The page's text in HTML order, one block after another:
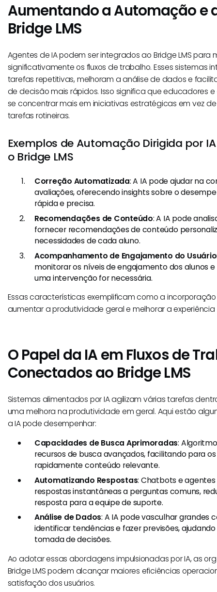
Aumentando a Automação e
Bridge LMS
Agentes de IA podem ser integrados ao Bridge LMS para
significativamente os fluxos de trabalho. Esses sistemas
tarefas repetitivas, melhoram a análise de dados e
de decisão mais rápidos. Isso significa que educadores
se concentrar mais em iniciativas estratégicas em vez
tarefas rotineiras.
Exemplos de Automação Dirigida por
o Bridge LMS
Correção Automatizada: A IA pode ajudar na
avaliações, oferecendo insights sobre o
rápida e precisa.
Recomendações de Conteúdo: A IA pode
fornecer recomendações de conteúdo
necessidades de cada aluno.
Acompanhamento de Engajamento do Usuário
monitorar os níveis de engajamento dos alunos
uma intervenção for necessária.
Essas características exemplificam como a incorporação
aumentar a produtividade geral e melhorar a
O Papel da IA em Fluxos de
Conectados ao Bridge LMS
Sistemas alimentados por IA agilizam várias tarefas
uma melhora na produtividade em geral. Aqui estão
a IA pode desempenhar:
Capacidades de Busca Aprimoradas:
recursos de busca avançados, facilitando para
rapidamente conteúdo relevante.
Automatizando Respostas: Chatbots e
respostas instantâneas a perguntas comuns,
resposta para a equipe de suporte.
Análise de Dados: A IA pode vasculhar grandes
identificar tendências e fazer previsões,
tomada de decisões.
Ao adotar essas abordagens impulsionadas por IA, as
Bridge LMS podem alcançar maiores eficiências
satisfação dos usuários.